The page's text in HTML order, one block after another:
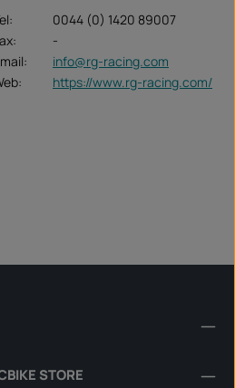
0044 (0) 1420 89007
-
info@rg-racing.com
https://www.rg-racing.com/
STORE